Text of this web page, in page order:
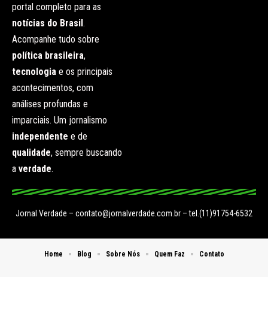
portal completo para as
notícias do Brasil.
Acompanhe tudo sobre
política brasileira,
tecnologia e os principais
acontecimentos, com
análises profundas e
imparciais. Um jornalismo
independente e de
qualidade, sempre buscando
a verdade.
Jornal Verdade – contato@jornalverdade.com.br – tel.(11)91754-6532
Home Blog Sobre Nós Quem Faz Contato